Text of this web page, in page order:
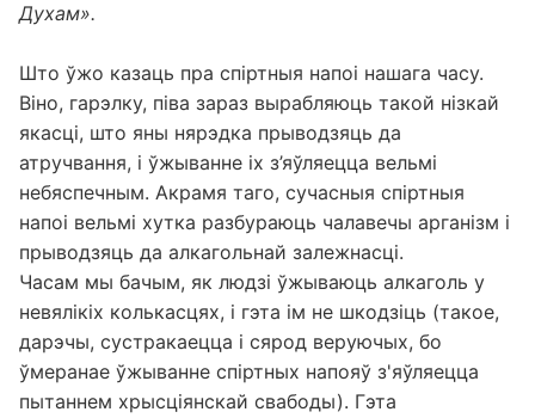
Духам».
Што ўжо казаць пра спіртныя напоі нашага часу.
Віно, гарэлку, піва зараз вырабляюць такой нізкай
якасці, што яны нярэдка прыводзяць да
атручвання, і ўжыванне іх з’яўляецца вельмі
небяспечным. Акрамя таго, сучасныя спіртныя
напоі вельмі хутка разбураюць чалавечы арганізм і
прыводзяць да алкагольнай залежнасці.
Часам мы бачым, як людзі ўжываюць алкаголь у
невялікіх колькасцях, і гэта ім не шкодзіць (такое,
дарэчы, сустракаецца і сярод веруючых, бо
ўмеранае ўжыванне спіртных напояў з'яўляецца
пытаннем хрысціянскай свабоды). Гэта